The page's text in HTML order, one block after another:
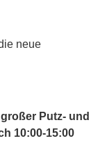
neue
Putz- und
10:00-15:00